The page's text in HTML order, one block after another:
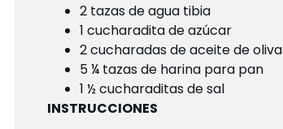
2 tazas de agua tibia
1 cucharadita de azúcar
2 cucharadas de aceite de oliva
5 ¼ tazas de harina para pan
1 ½ cucharaditas de sal
INSTRUCCIONES